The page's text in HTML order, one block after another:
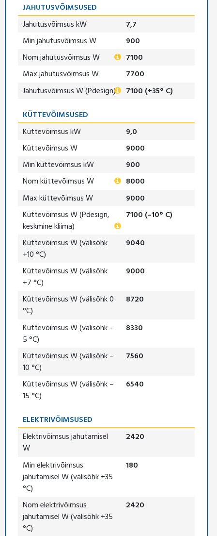
JAHUTUSVÕIMSUSED
Jahutusvõimsus kW
7,7
Min jahutusvõimsus W
900
Nom jahutusvõimsus W
7100
Max jahutusvõimsus W
7700
Jahutusvõimsus W (Pdesign)
7100 (+35° C)
KÜTTEVÕIMSUSED
Küttevõimsus kW
9,0
Küttevõimsus W
9000
Min küttevõimsus kW
900
Nom küttevõimsus W
8000
Max küttevõimsus W
9000
Küttevõimsus W (Pdesign,
keskmine kliima)
7100 (–10° C)
Küttevõimsus W (välisõhk
+10 °C)
9040
Küttevõimsus W (välisõhk
+7 °C)
9000
Küttevõimsus W (välisõhk 0
°C)
8720
Küttevõimsus W (välisõhk –
5 °C)
8330
Küttevõimsus W (välisõhk –
10 °C)
7560
Küttevõimsus W (välisõhk –
15 °C)
6540
ELEKTRIVÕIMSUSED
Elektrivõimsus jahutamisel
W
2420
Min elektrivõimsus
jahutamisel W (välisõhk +35
°C)
180
Nom elektrivõimsus
jahutamisel W (välisõhk +35
°C)
2420